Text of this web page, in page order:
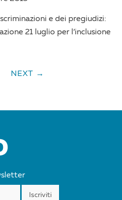
e dei pregiudizi:
21 luglio per l’inclusione
NEXT →